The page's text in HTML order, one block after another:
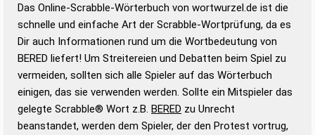
Wortwurzel liefert mit Hilfe eines semantischen
Wortanalyse-Algorithmus gute Anhaltspunkte zu
Wortbedeutung, Worttrennung und Wortform, um die
Gültigkeit eines Wortes für das Scrabble-Spiel zu
bestimmen!
zugelassene Turnier Scrabble-
Wörterbücher sind:
Duden – Standardwerk in 12 Bänden
Das Online-Scrabble-Wörterbuch von wortwurzel.de ist die
schnelle und einfache Art der Scrabble-Wortprüfung, da es
Dir auch Informationen rund um die Wortbedeutung von
BERED liefert! Um Streitereien und Debatten beim Spiel zu
vermeiden, sollten sich alle Spieler auf das Wörterbuch
einigen, das sie verwenden werden. Sollte ein Mitspieler das
gelegte Scrabble® Wort z.B. BERED zu Unrecht
beanstandet, werden dem Spieler, der den Protest vortrug,